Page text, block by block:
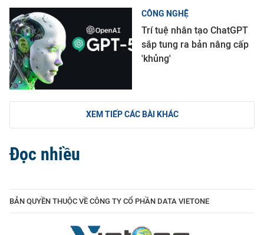
CÔNG NGHỆ
Trí tuệ nhân tạo ChatGPT
sắp tung ra bản nâng cấp
'khủng'
XEM TIẾP CÁC BÀI KHÁC
Đọc nhiều
BẢN QUYỀN THUỘC VỀ CÔNG TY CỔ PHẦN DATA VIETONE